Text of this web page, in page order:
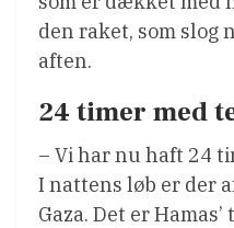
den raket, som slog
aften.
24 timer med
– Vi har nu haft 24
I nattens løb er der
Gaza. Det er